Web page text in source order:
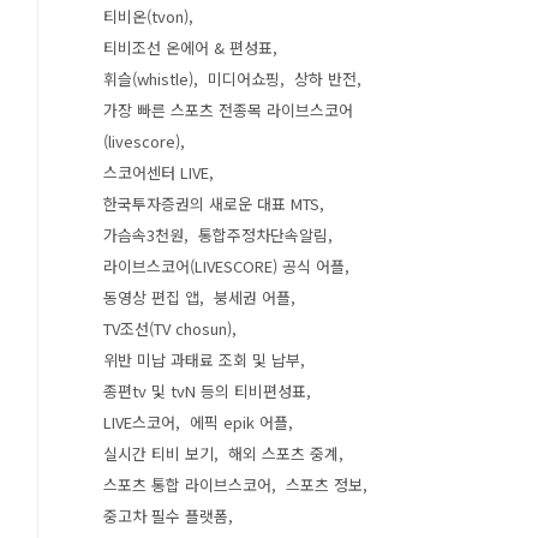
티비온(tvon)
티비조선 온에어 & 편성표
휘슬(whistle)
미디어쇼핑
상하 반전
가장 빠른 스포츠 전종목 라이브스코어
(livescore)
스코어센터 LIVE
한국투자증권의 새로운 대표 MTS
가슴속3천원
통합주정차단속알림
라이브스코어(LIVESCORE) 공식 어플
동영상 편집 앱
붕세권 어플
TV조선(TV chosun)
위반 미납 과태료 조회 및 납부
종편tv 및 tvN 등의 티비편성표
LIVE스코어
에픽 epik 어플
실시간 티비 보기
해외 스포츠 중계
스포츠 통합 라이브스코어
스포츠 정보
중고차 필수 플랫폼